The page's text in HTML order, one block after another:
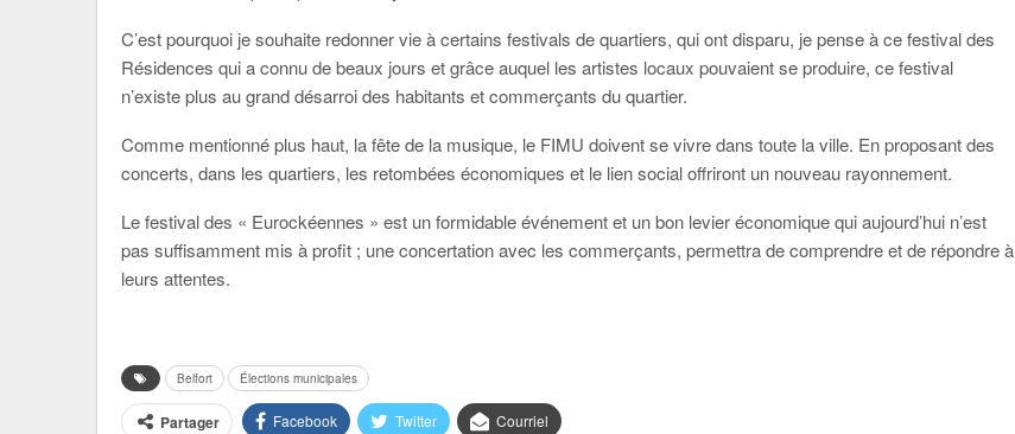
C’est pourquoi je souhaite redonner vie à certains festivals de quartiers, qui ont disparu, je pense à ce festival des
Résidences qui a connu de beaux jours et grâce auquel les artistes locaux pouvaient se produire, ce festival
n’existe plus au grand désarroi des habitants et commerçants du quartier.
Comme mentionné plus haut, la fête de la musique, le FIMU doivent se vivre dans toute la ville. En proposant des
concerts, dans les quartiers, les retombées économiques et le lien social offriront un nouveau rayonnement.
Le festival des « Eurockéennes » est un formidable événement et un bon levier économique qui aujourd’hui n’est
pas suffisamment mis à profit ; une concertation avec les commerçants, permettra de comprendre et de répondre à
leurs attentes.
Belfort Élections municipales
Partager Facebook Twitter Courriel